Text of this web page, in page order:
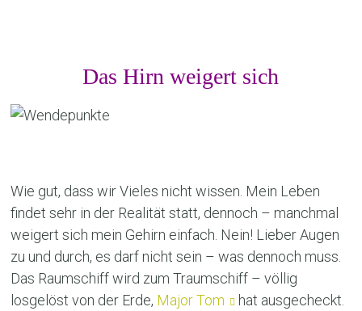
Das Hirn weigert sich
Wie gut, dass wir Vieles nicht wissen. Mein Leben
findet sehr in der Realität statt, dennoch – manchmal
weigert sich mein Gehirn einfach. Nein! Lieber Augen
zu und durch, es darf nicht sein – was dennoch muss.
Das Raumschiff wird zum Traumschiff – völlig
losgelöst von der Erde, Major Tom
hat ausgecheckt.